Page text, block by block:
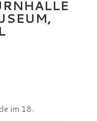
im 18.